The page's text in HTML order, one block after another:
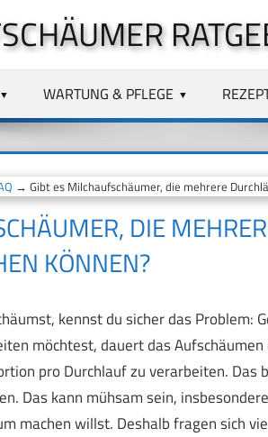
WARTUNG & PFLEGE
→ Gibt es Milchaufschäumer, die mehrere
DIE
KÖNNEN?
kennst du sicher das Problem:
möchtest, dauert das
pro Durchlauf zu verarbeiten. Das
Das kann mühsam sein,
machen willst. Deshalb fragen sich